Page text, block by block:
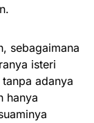
sebagaimana
isteri
adanya
hanya